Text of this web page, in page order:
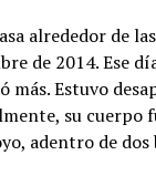
alrededor de
de 2014. Ese
más. Estuvo
su cuerpo
adentro de dos